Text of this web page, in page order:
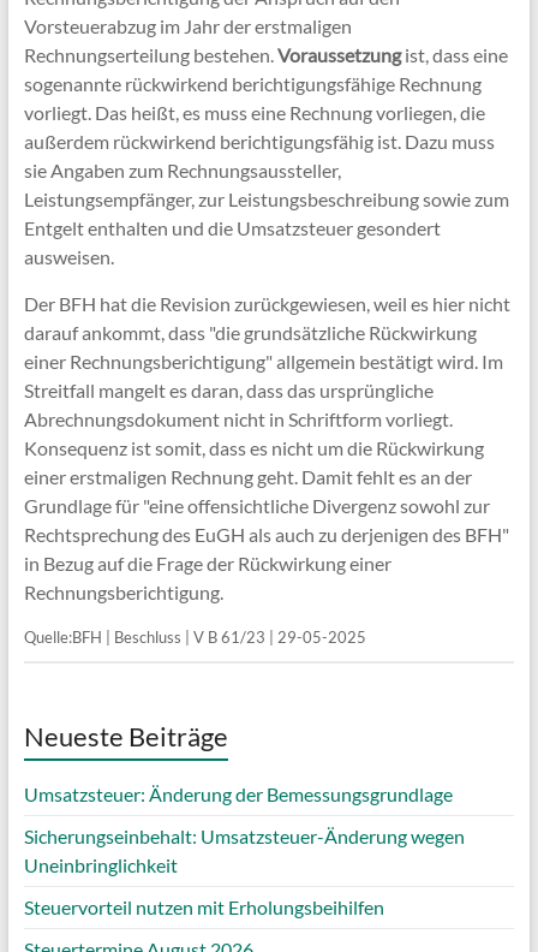
Vorsteuerabzug im Jahr der erstmaligen
Rechnungserteilung bestehen.Voraussetzungist, dass eine
sogenannte rückwirkend berichtigungsfähige Rechnung
vorliegt. Das heißt, es muss eine Rechnung vorliegen, die
außerdem rückwirkend berichtigungsfähig ist. Dazu muss
sie Angaben zum Rechnungsaussteller,
Leistungsempfänger, zur Leistungsbeschreibung sowie zum
Entgelt enthalten und die Umsatzsteuer gesondert
ausweisen.
Der BFH hat die Revision zurückgewiesen, weil es hier nicht
darauf ankommt, dass "die grundsätzliche Rückwirkung
einer Rechnungsberichtigung" allgemein bestätigt wird. Im
Streitfall mangelt es daran, dass das ursprüngliche
Abrechnungsdokument nicht in Schriftform vorliegt.
Konsequenz ist somit, dass es nicht um die Rückwirkung
einer erstmaligen Rechnung geht. Damit fehlt es an der
Grundlage für "eine offensichtliche Divergenz sowohl zur
Rechtsprechung des EuGH als auch zu derjenigen des BFH"
in Bezug auf die Frage der Rückwirkung einer
Rechnungsberichtigung.
Quelle:BFH | Beschluss | V B 61/23 | 29-05-2025
Neueste Beiträge
Umsatzsteuer: Änderung der Bemessungsgrundlage
Sicherungseinbehalt: Umsatzsteuer-Änderung wegen
Uneinbringlichkeit
Steuervorteil nutzen mit Erholungsbeihilfen